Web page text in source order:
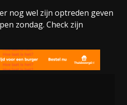
nog wel zijn optreden geven
zondag. Check zijn